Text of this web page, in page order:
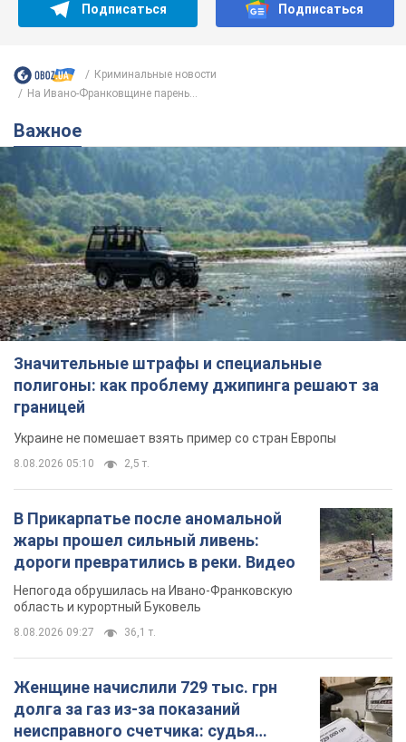
Подписаться Подписаться
Криминальные новости
На Ивано-Франковщине парень...
Важное
Значительные штрафы и специальные
полигоны: как проблему джипинга решают за
границей
Украине не помешает взять пример со стран Европы
8.08.2026 05:10 2,5 т.
В Прикарпатье после аномальной
жары прошел сильный ливень:
дороги превратились в реки. Видео
Непогода обрушилась на Ивано-Франковскую
область и курортный Буковель
8.08.2026 09:27 36,1 т.
Женщине начислили 729 тыс. грн
долга за газ из-за показаний
неисправного счетчика: судья